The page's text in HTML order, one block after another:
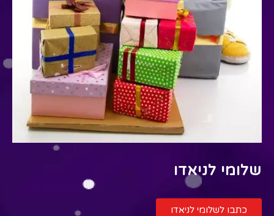
שלומי לניאדו
כתבו לשלומי לניאדו